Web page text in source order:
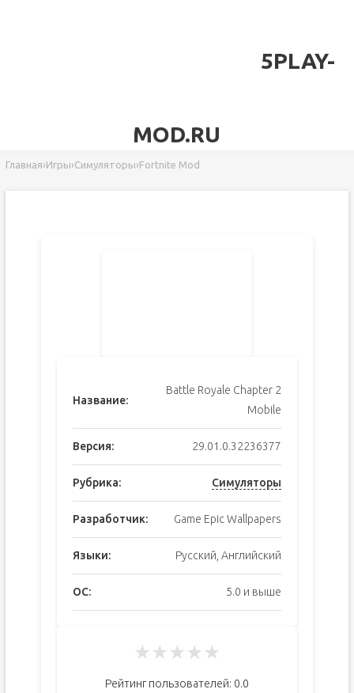
5PLAY-
MOD.RU
Главная›Игры›Симуляторы›Fortnite Mod
Название:
Battle Royale Chapter 2
Mobile
Версия: 29.01.0.32236377
Рубрика: Симуляторы
Разработчик: Game Epic Wallpapers
Языки: Русский, Английский
ОС: 5.0 и выше
★★★★★
Рейтинг пользователей: 0.0